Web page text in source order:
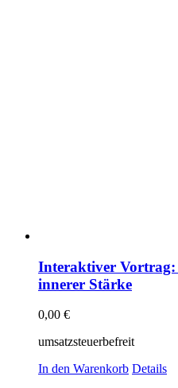
Interaktiver Vortrag:
innerer Stärke
0,00 €
umsatzsteuerbefreit
In den Warenkorb Details